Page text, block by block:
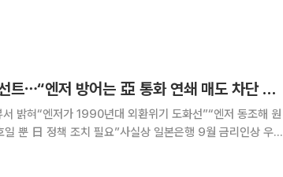
포인트
‘외환위기 트라우마’ 꺼낸 베선트⋯“엔저 방어는 亞 통화 연쇄 매도 차단 목적”
밝혀“엔저가 1990년대 외환위기 도화선”“엔저 동조해 원
뿐 日 정책 조치 필요”사실상 일본은행 9월 금리인상 우회
확산돼 제2의 외환위기